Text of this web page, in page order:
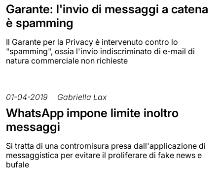
Garante: l'invio di messaggi a catena
è spamming
Il Garante per la Privacy è intervenuto contro lo
"spamming", ossia l'invio indiscriminato di e-mail di
natura commerciale non richieste
01-04-2019 Gabriella Lax
WhatsApp impone limite inoltro
messaggi
Si tratta di una contromisura presa dall'applicazione di
messaggistica per evitare il proliferare di fake news e
bufale